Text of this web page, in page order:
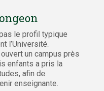
le profil typique
l’Université.
un campus près
enfants a pris la
afin de
enseignante.